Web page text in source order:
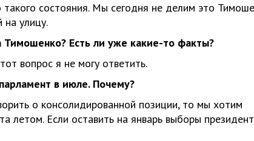
состояния. Мы сегодня не делим это
улицу.
Тимошенко? Есть ли уже какие-то факты?
вопрос я не могу ответить.
в июле. Почему?
о консолидированной позиции, то мы хотим
летом. Если оставить на январь выборы